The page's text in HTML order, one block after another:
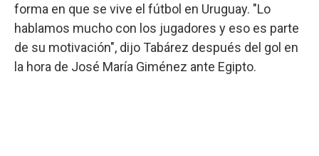
forma en que se vive el fútbol en Uruguay. "Lo
hablamos mucho con los jugadores y eso es parte
de su motivación", dijo Tabárez después del gol en
la hora de José María Giménez ante Egipto.